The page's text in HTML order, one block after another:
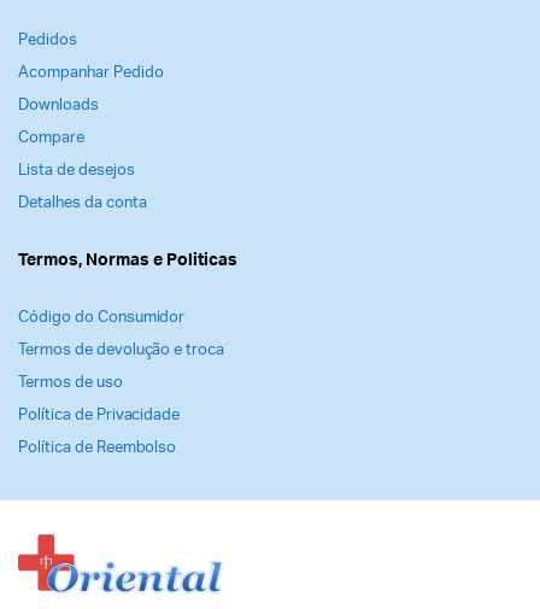
Pedidos
Acompanhar Pedido
Downloads
Compare
Lista de desejos
Detalhes da conta
Termos, Normas e Politicas
Código do Consumidor
Termos de devolução e troca
Termos de uso
Política de Privacidade
Política de Reembolso